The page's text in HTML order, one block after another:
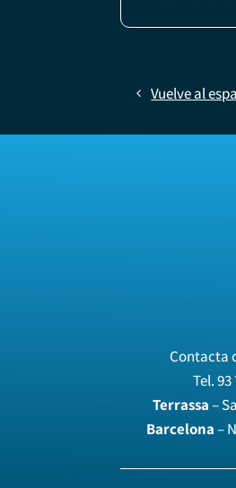
Vuelve al
Contacta
Tel.93
Terrassa–
Barcelona–